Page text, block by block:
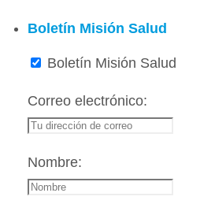
Boletín Misión Salud
Boletín Misión Salud
Correo electrónico:
Nombre: